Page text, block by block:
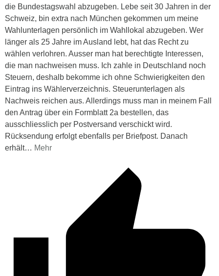
die Bundestagswahl abzugeben. Lebe seit 30 Jahren in der
Schweiz, bin extra nach München gekommen um meine
Wahlunterlagen persönlich im Wahllokal abzugeben. Wer
länger als 25 Jahre im Ausland lebt, hat das Recht zu
wählen verlohren. Ausser man hat berechtigte Interessen,
die man nachweisen muss. Ich zahle in Deutschland noch
Steuern, deshalb bekomme ich ohne Schwierigkeiten den
Eintrag ins Wählerverzeichnis. Steuerunterlagen als
Nachweis reichen aus. Allerdings muss man in meinem Fall
den Antrag über ein Formblatt 2a bestellen, das
ausschliesslich per Postversand verschickt wird.
Rücksendung erfolgt ebenfalls per Briefpost. Danach
erhält… Mehr